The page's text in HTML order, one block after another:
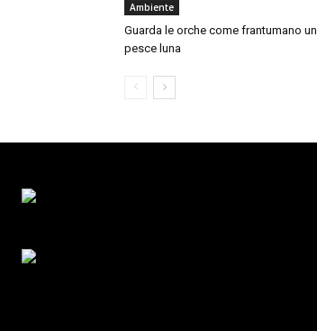
Ambiente
Guarda le orche come frantumano un
pesce luna